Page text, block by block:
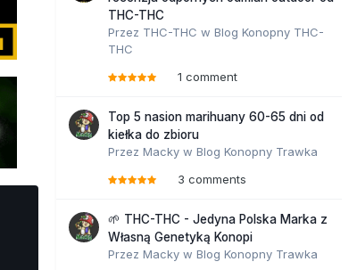
THC-THC
Przez THC-THC w Blog Konopny THC-
THC
1 comment
Top 5 nasion marihuany 60-65 dni od
kiełka do zbioru
Przez Macky w Blog Konopny Trawka
3 comments
🌱 THC-THC - Jedyna Polska Marka z
Własną Genetyką Konopi
Przez Macky w Blog Konopny Trawka